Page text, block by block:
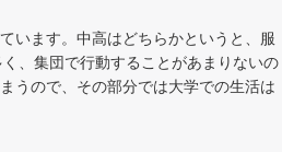
います。中高はどちらかというと、服
、集団で行動することがあまりないの
うので、その部分では大学での生活は